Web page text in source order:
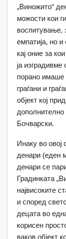
„Виножито“
можости кои
воспитување,
емпатија, но и
кај оние за
ја
порано имаше
граѓани и
објект кој
Бочварски.
Инаку во овој
денари (еден
денари се
Градинката
највисоките
и според
децата во
корисен
ваков објект